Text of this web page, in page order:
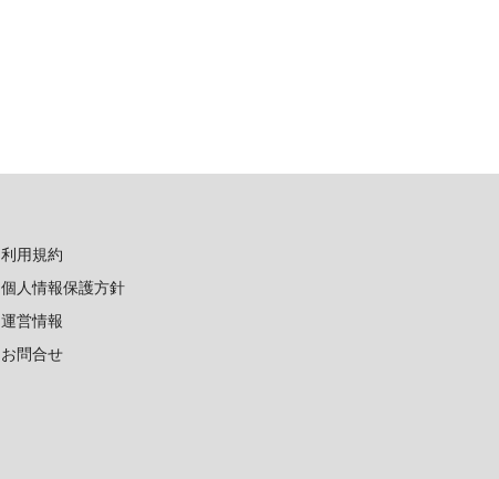
利用規約
個人情報保護方針
運営情報
お問合せ